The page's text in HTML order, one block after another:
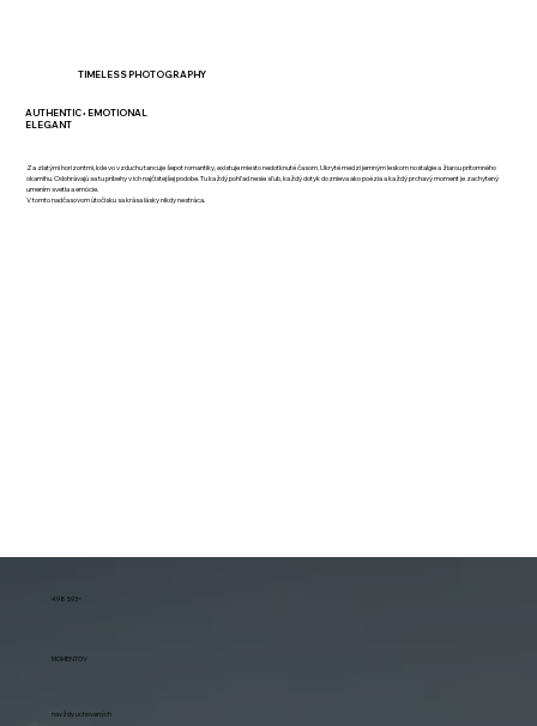
TIMELESSPHOTOGRAPHY
AUTHENTIC • EMOTIONAL
ELEGANT
Za zlatými horizontmi, kde vo vzduchu tancuje šepot romantiky, existuje miesto nedotknuté časom. Ukryté medzi jemným leskom nostalgie a žiarou prítomného
okamihu. Odohrávajú sa tu príbehy v ich najčistejšej podobe. Tu každý pohľad nesie sľub, každý dotyk doznieva ako poézia a každý prchavý moment je zachytený
umením svetla a emócie.
V tomto nadčasovom útočisku sa krása lásky nikdy nestráca.
498 593+
navždy uchovaných
MOMENTOV